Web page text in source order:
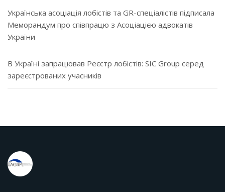
Українська асоціація лобістів та GR-спеціалістів підписала
Меморандум про співпрацю з Асоціацією адвокатів
України
В Україні запрацював Реєстр лобістів: SIC Group серед
зареєстрованих учасників